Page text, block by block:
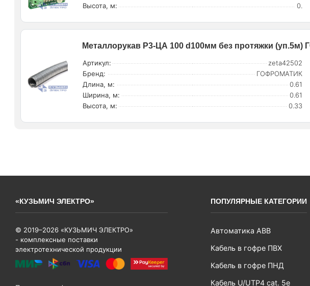
Высота, м:
0.
Металлорукав Р3-ЦА 100 d100мм без протяжки
Артикул:
zeta42502
Бренд:
ГОФРОМАТИК
Длина, м:
0.61
Ширина, м:
0.61
Высота, м:
0.33
«КУЗЬМИЧ ЭЛЕКТРО»
© 2019–2026 «КУЗЬМИЧ ЭЛЕКТРО»
- комплексные поставки
электротехнической продукции
ПОПУЛЯРНЫЕ КАТЕГОРИИ
Автоматика ABB
Кабель в гофре ПВХ
Кабель в гофре ПНД
Кабель U/UTP4 cat. 5e